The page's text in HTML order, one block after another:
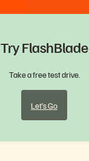
Try FlashBlade
Take a free test drive.
Let’s Go